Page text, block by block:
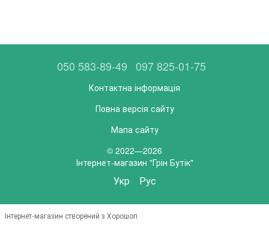
050 583-89-49 097 825-01-75
Контактна інформація
Повна версія сайту
Мапа сайту
© 2022—2026
Інтернет-магазин "Грін Бутік"
Укр Рус
Інтернет-магазин створений з Хорошоп